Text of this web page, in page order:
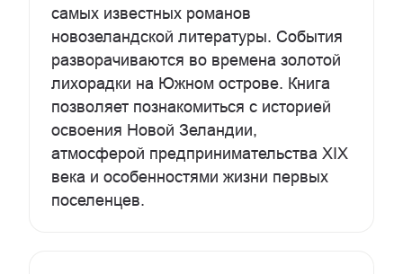
самых известных романов
новозеландской литературы. События
разворачиваются во времена золотой
лихорадки на Южном острове. Книга
позволяет познакомиться с историей
освоения Новой Зеландии,
атмосферой предпринимательства XIX
века и особенностями жизни первых
поселенцев.